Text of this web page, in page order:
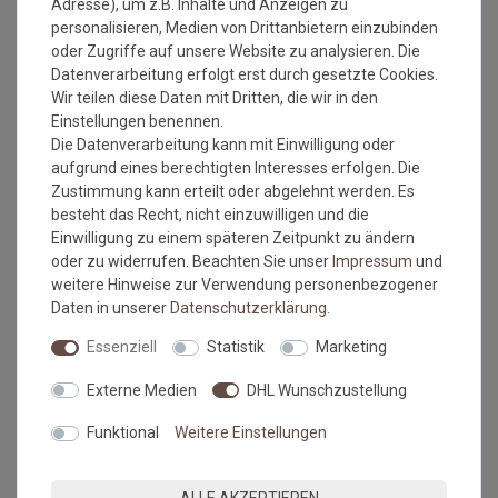
Beim ausmessen des Raumes in dem der Bodenbelag
verlegt werden soll, bitte immer die Türrahmen, Erker
oder sonstige Aussparungen IMMER mit ausmessen.
Also immer die längste Länge und die breiteste Breite.
Kalkulieren Sie immer ca. 10-15 cm mehr in der Länge
und Breite mit ein, da die Wände nicht immer
gleichmäßig breit bzw. lang sein können.
Verlegehinweise:
Der Unterboden muss eben, glatt, fest, rissfrei, trocken und
sauber sein.
Empfehlung: Der Belag sollte 24 Stunden vor der Verlegung
ausgerollt werden. Zur Zeit der Verlegung sollte die
Raumtemperatur nicht unter 18°C betragen, die des
Zur Klebung des Bodenbelages sollte ein geeigneter
Klebstoffherstellers sind zu beachten!)
Adresse), um z.B. Inhalte und Anzeigen zu
personalisieren, Medien von Drittanbietern einzubinden
oder Zugriffe auf unsere Website zu analysieren. Die
Datenverarbeitung erfolgt erst durch gesetzte Cookies.
Wir teilen diese Daten mit Dritten, die wir in den
Einstellungen benennen.
Die Datenverarbeitung kann mit Einwilligung oder
aufgrund eines berechtigten Interesses erfolgen. Die
Zustimmung kann erteilt oder abgelehnt werden. Es
besteht das Recht, nicht einzuwilligen und die
Einwilligung zu einem späteren Zeitpunkt zu ändern
oder zu widerrufen. Beachten Sie unser Impressum und
weitere Hinweise zur Verwendung personenbezogener
Daten in unserer Daten­schutz­erklärung
Essenziell Statistik Marketing
Externe Medien DHL Wunschzustellung
Funktional Weitere Einstellungen